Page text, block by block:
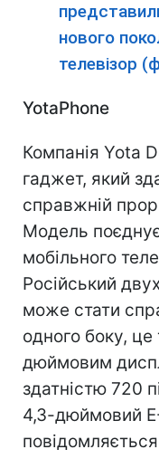
нового
телевізор
YotaPhone
Компанія Yota
гаджет, який
справжній
Модель поєднує
мобільного
Російський
може стати
одного боку,
дюймовим
здатністю 720
4,3-дюймовий